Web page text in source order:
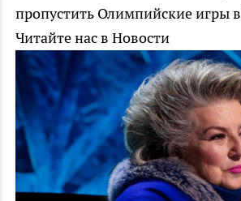
пропустить Олимпийские игры
Читайте нас в Новости